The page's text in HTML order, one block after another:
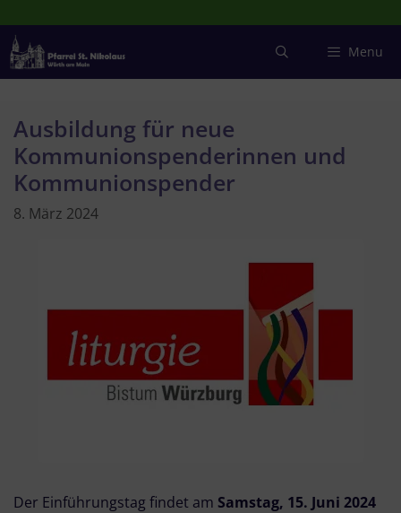
Inhalt
springen
Menu
Ausbildung für neue
Kommunionspenderinnen und
Kommunionspender
8. März 2024
Der Einführungstag findet am Samstag, 15. Juni 2024